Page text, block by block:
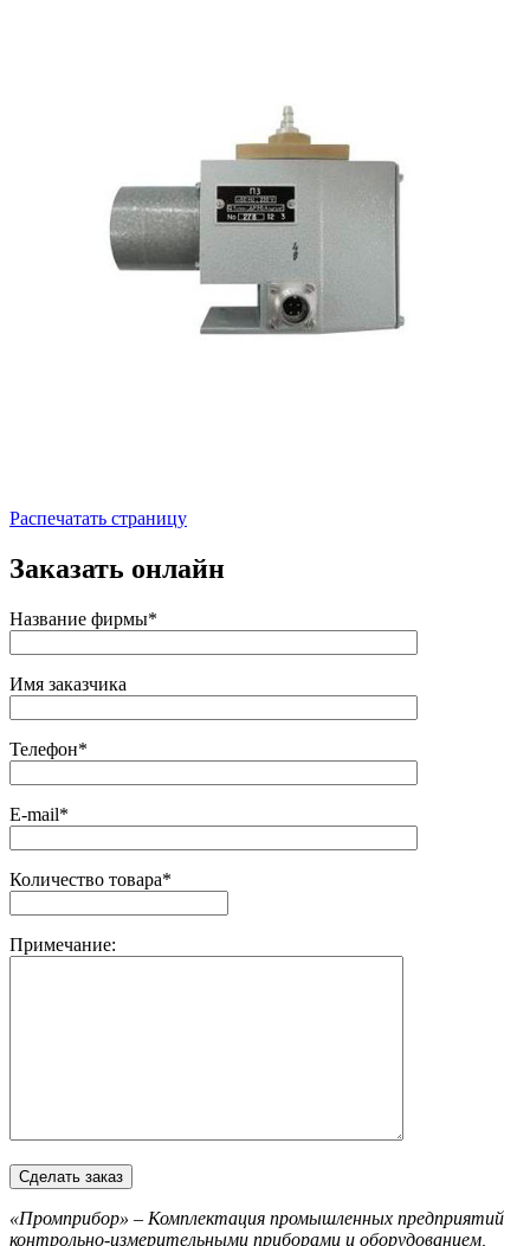
Распечатать страницу
Заказать онлайн
Название фирмы*
Имя заказчика
Телефон*
E-mail*
Количество товара*
Примечание:
«Промприбор» – Комплектация промышленных предприятий
контрольно-измерительными приборами и оборудованием,